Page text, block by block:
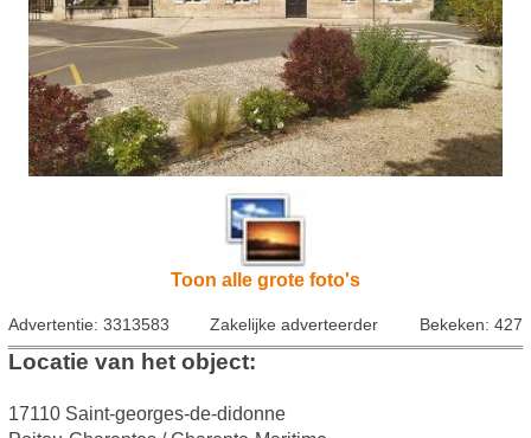
Toon alle grote foto's
Advertentie: 3313583 Zakelijke adverteerder Bekeken: 427
Locatie van het object:
17110 Saint-georges-de-didonne